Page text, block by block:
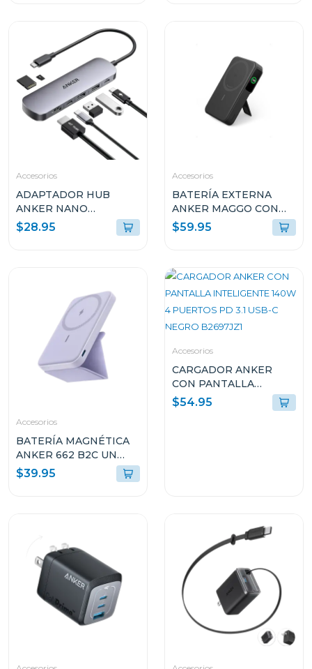
Accesorios
ADAPTADOR HUB
ANKER NANO
MULTIPUERTO USB 7-
EN-1 CON 4K Y HDMI
$28.95
Accesorios
BATERÍA EXTERNA
ANKER MAGGO CON
SMART DISPLAY 27W
CARGA RÁPIDA 10K
$59.95
Accesorios
BATERÍA MAGNÉTICA
ANKER 662 B2C UN
VIOLETA A16140V1
$39.95
Accesorios
CARGADOR ANKER
CON PANTALLA
INTELIGENTE 140W 4
PUERTOS PD 3.1 USB-C
$54.95